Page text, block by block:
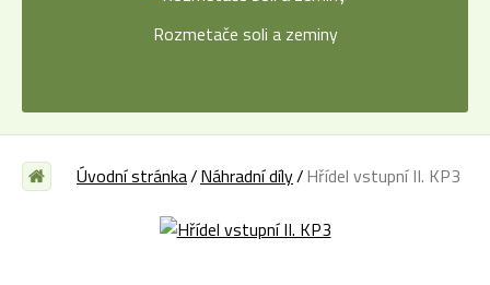
Rozmetače soli a zeminy
Úvodní stránka Náhradní díly Hřídel vstupní II. KP3